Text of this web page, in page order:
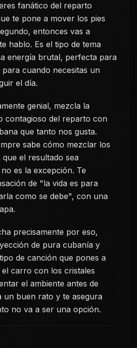
fanático del reparto
te pone a mover los pies
entonces vas a
hablo. Es el tipo de tema
energía brutal, perfecta para
cuando necesitas un
el día.
genial, mezcla la
contagioso del reparto con
que tanto nos gusta.
sabe cómo mezclar los
el resultado sea
es la excepción. Te
de "la vida es para
como se debe", con una
precisamente por eso,
de pura cubanía y
de canción que pones a
carro con los cristales
el ambiente antes de
un buen rato y te asegura
no va a ser una opción.